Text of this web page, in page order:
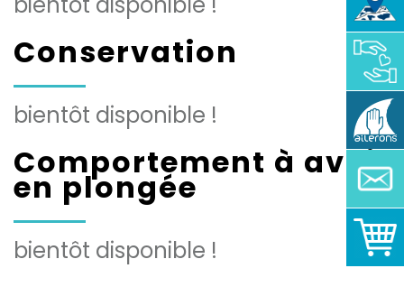
Conservation
bientôt disponible !
Comportement à avoir
en plongée
bientôt disponible !